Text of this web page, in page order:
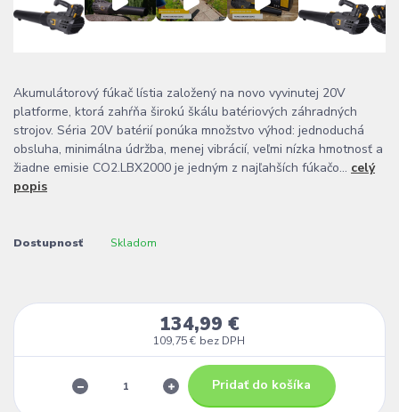
Akumulátorový fúkač lístia založený na novo vyvinutej 20V
platforme, ktorá zahŕňa širokú škálu batériových záhradných
strojov. Séria 20V batérií ponúka množstvo výhod: jednoduchá
obsluha, minimálna údržba, menej vibrácií, veľmi nízka hmotnosť a
žiadne emisie CO2.LBX2000 je jedným z najľahších fúkačo... celý
popis
Dostupnosť Skladom
134,99 €
109,75 € bez DPH
Pridať do košíka